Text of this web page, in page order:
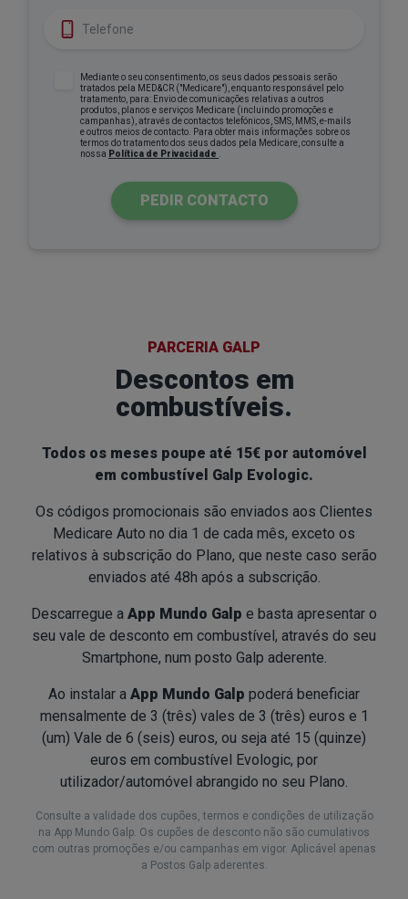
Telefone
Mediante o seu consentimento, os seus dados pessoais serão
tratados pela MED&CR ("Medicare"), enquanto responsável pelo
tratamento, para: Envio de comunicações relativas a outros
produtos, planos e serviços Medicare (incluindo promoções e
campanhas), através de contactos telefónicos, SMS, MMS, e-mails
e outros meios de contacto. Para obter mais informações sobre os
termos do tratamento dos seus dados pela Medicare, consulte a
nossa Política de Privacidade .
PEDIR CONTACTO
PARCERIA GALP
Descontos em
combustíveis.
Todos os meses poupe até 15€ por automóvel
em combustível Galp Evologic.
Os códigos promocionais são enviados aos Clientes
Medicare Auto no dia 1 de cada mês, exceto os
relativos à subscrição do Plano, que neste caso serão
enviados até 48h após a subscrição.
Descarregue a App Mundo Galp e basta apresentar o
seu vale de desconto em combustível, através do seu
Smartphone, num posto Galp aderente.
Ao instalar a App Mundo Galp poderá beneficiar
mensalmente de 3 (três) vales de 3 (três) euros e 1
(um) Vale de 6 (seis) euros, ou seja até 15 (quinze)
euros em combustível Evologic, por
utilizador/automóvel abrangido no seu Plano.
Consulte a validade dos cupões, termos e condições de utilização
na App Mundo Galp. Os cupões de desconto não são cumulativos
com outras promoções e/ou campanhas em vigor. Aplicável apenas
a Postos Galp aderentes.